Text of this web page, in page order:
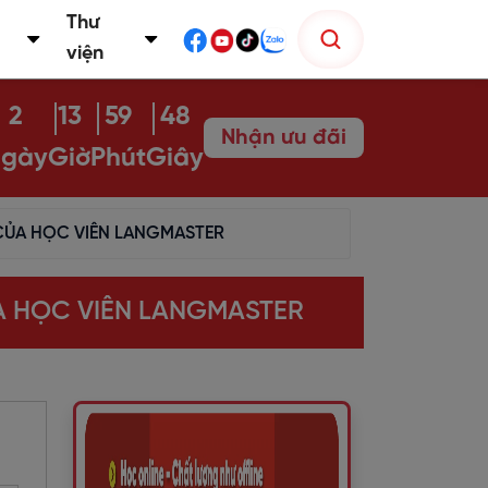
Thư
viện
2
13
Giờ
59
Phút
47
Giây
Nhận ưu đãi
HỌC VIÊN LANGMASTER
VIÊN LANGMASTER